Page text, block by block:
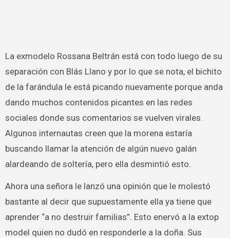
La exmodelo Rossana Beltrán está con todo luego de su
separación con Blás Llano y por lo que se nota, el bichito
de la farándula le está picando nuevamente porque anda
dando muchos contenidos picantes en las redes
sociales donde sus comentarios se vuelven virales.
Algunos internautas creen que la morena estaría
buscando llamar la atención de algún nuevo galán
alardeando de soltería, pero ella desmintió esto.
Ahora una señora le lanzó una opinión que le molestó
bastante al decir que supuestamente ella ya tiene que
aprender “a no destruir familias”. Esto enervó a la extop
model quien no dudó en responderle a la doña. Sus